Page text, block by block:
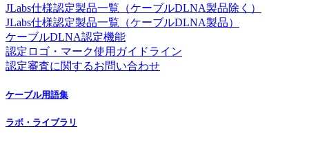
JLabs仕様認定製品一覧（ケーブルDLNA製品除く）
JLabs仕様認定製品一覧（ケーブルDLNA製品）
ケーブルDLNA認定機能
認定ロゴ・マーク使用ガイドライン
認定審査に関するお問い合わせ
ケーブル用語集
ラボ・ライブラリ